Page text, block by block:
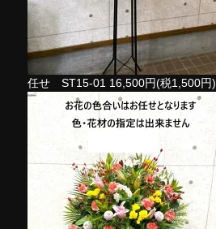
任せ ST15-01 16,500円(税1,500円)